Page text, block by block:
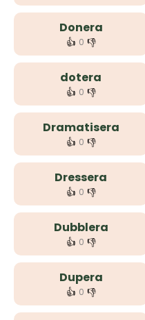
Donera
👍 0 👎
dotera
👍 0 👎
Dramatisera
👍 0 👎
Dressera
👍 0 👎
Dubblera
👍 0 👎
Dupera
👍 0 👎